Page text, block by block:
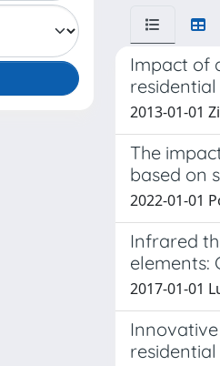
Impact of
residential
2013-01-01
The
based on
2022-01-01
Infrared
elements:
2017-01-01